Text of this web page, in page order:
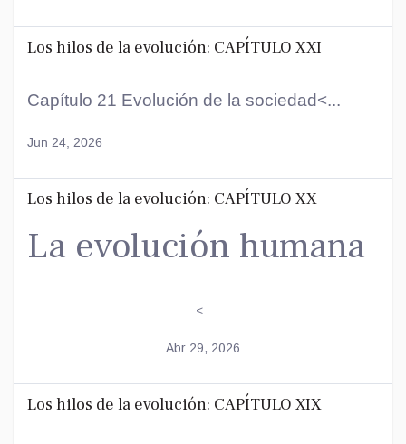
Los hilos de la evolución: CAPÍTULO XXI
Capítulo 21 Evolución de la sociedad<...
Jun 24, 2026
Los hilos de la evolución: CAPÍTULO XX
La evolución humana
<...
Abr 29, 2026
Los hilos de la evolución: CAPÍTULO XIX